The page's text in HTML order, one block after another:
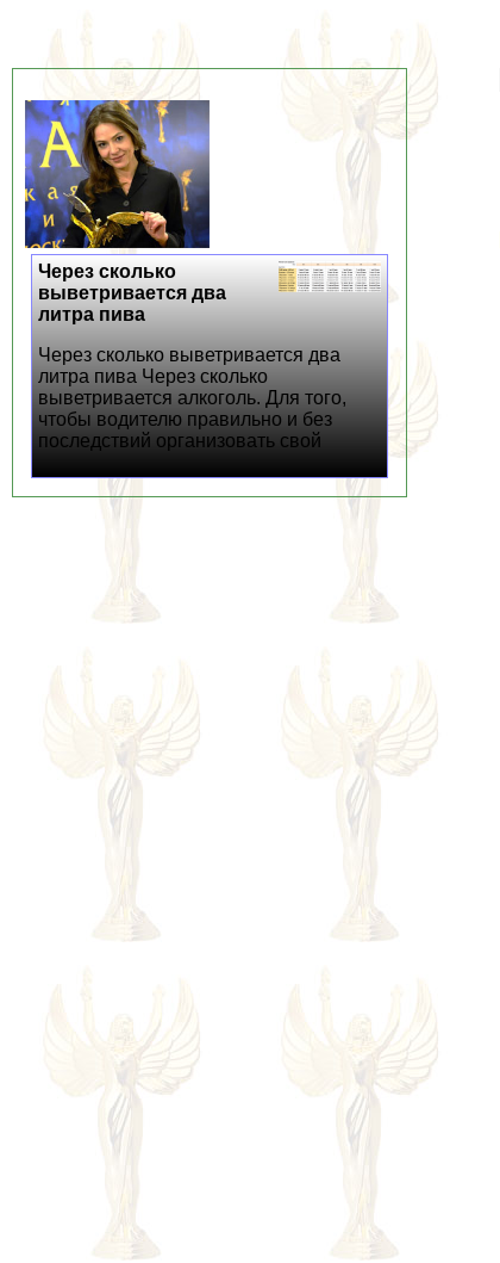
Через сколько
выветривается два
литра пива
Через сколько выветривается два
литра пива Через сколько
выветривается алкоголь. Для того,
чтобы водителю правильно и без
последствий организовать свой